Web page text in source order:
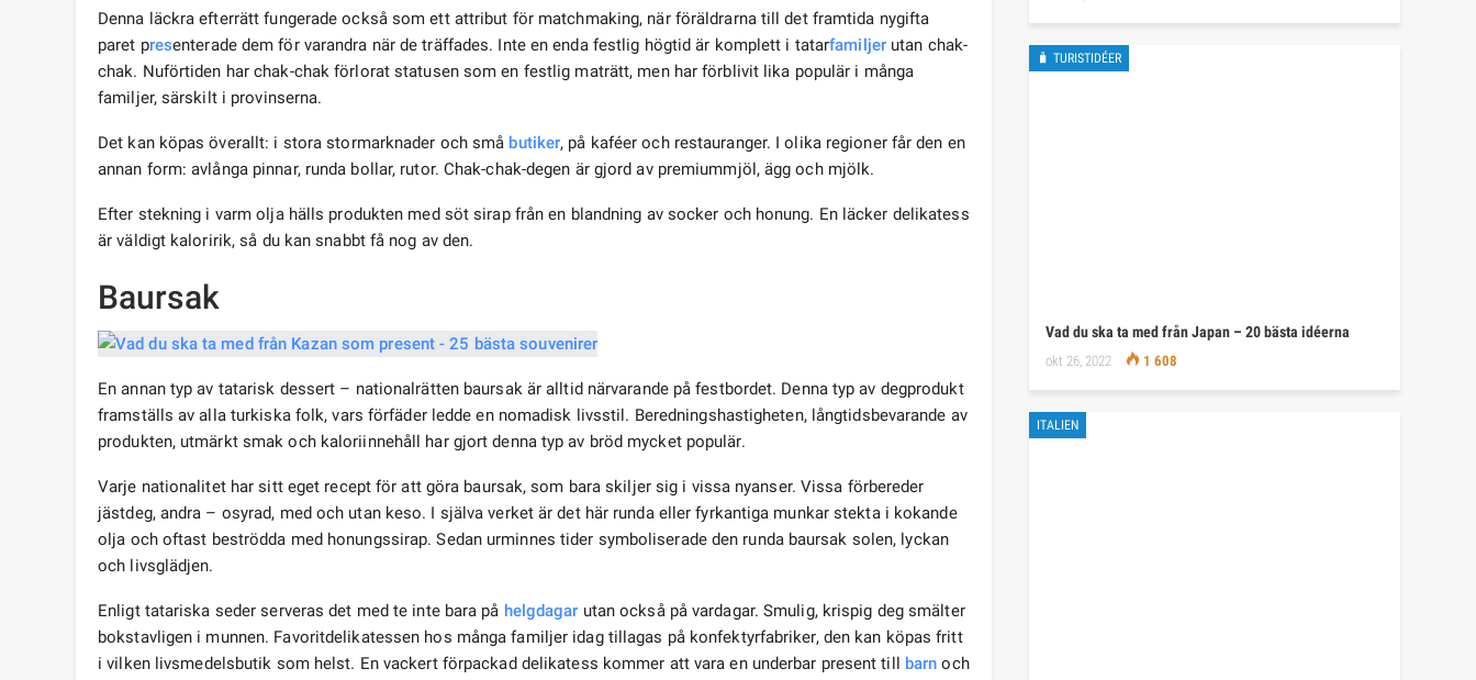
Denna läckra efterrätt fungerade också som ett attribut för matchmaking, när föräldrarna till det framtida nygifta
paret presenterade dem för varandra när de träffades. Inte en enda festlig högtid är komplett i tatarfamiljerutan chak-
chak. Nuförtiden har chak-chak förlorat statusen som en festlig maträtt, men har förblivit lika populär i många
familjer, särskilt i provinserna.
Det kan köpas överallt: i stora stormarknader och små butiker, på kaféer och restauranger. I olika regioner får den en
annan form: avlånga pinnar, runda bollar, rutor. Chak-chak-degen är gjord av premiummjöl, ägg och mjölk.
Efter stekning i varm olja hälls produkten med söt sirap från en blandning av socker och honung. En läcker delikatess
är väldigt kaloririk, så du kan snabbt få nog av den.
Baursak
En annan typ av tatarisk dessert – nationalrätten baursak är alltid närvarande på festbordet. Denna typ av degprodukt
framställs av alla turkiska folk, vars förfäder ledde en nomadisk livsstil. Beredningshastigheten, långtidsbevarande av
produkten, utmärkt smak och kaloriinnehåll har gjort denna typ av bröd mycket populär.
Varje nationalitet har sitt eget recept för att göra baursak, som bara skiljer sig i vissa nyanser. Vissa förbereder
jästdeg, andra – osyrad, med och utan keso. I själva verket är det här runda eller fyrkantiga munkar stekta i kokande
olja och oftast beströdda med honungssirap. Sedan urminnes tider symboliserade den runda baursak solen, lyckan
och livsglädjen.
Enligt tatariska seder serveras det med te inte bara på helgdagar utan också på vardagar. Smulig, krispig deg smälter
bokstavligen i munnen. Favoritdelikatessen hos många familjer idag tillagas på konfektyrfabriker, den kan köpas fritt
i vilken livsmedelsbutik som helst. En vackert förpackad delikatess kommer att vara en underbar present till barn och
🧳 TURISTIDÉER
Vad du ska ta med från Japan – 20 bästa idéerna
okt 26, 2022 1 608
ITALIEN